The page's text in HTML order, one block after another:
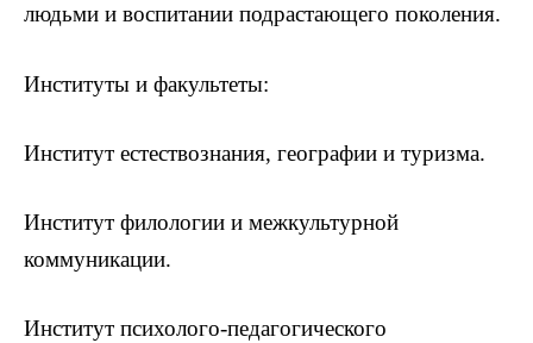
людьми и воспитании подрастающего поколения.
Институты и факультеты:
Институт естествознания, географии и туризма.
Институт филологии и межкультурной
коммуникации.
Институт психолого-педагогического